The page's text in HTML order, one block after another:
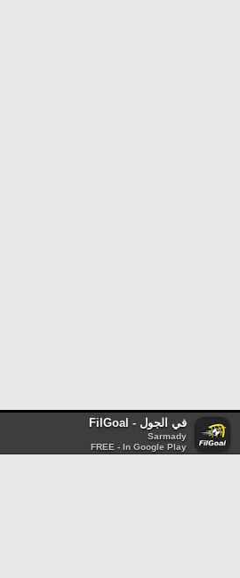
في الجول - FilGoal
Sarmady
FREE - In Google Play